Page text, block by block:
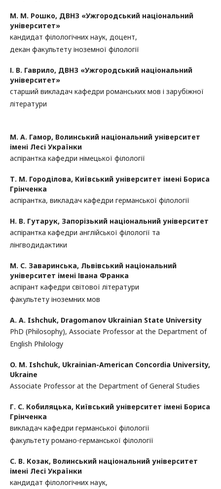
М. М. Рошко, ДВНЗ «Ужгородський національний
університет»
кандидат філологічних наук, доцент,
декан факультету іноземної філології
І. В. Гаврило, ДВНЗ «Ужгородський національний
університет»
старший викладач кафедри романських мов і зарубіжної
літератури
М. А. Гамор, Волинський національний університет
імені Лесі Українки
аспірантка кафедри німецької філології
Т. М. Городілова, Київський університет імені Бориса
Грінченка
аспірантка, викладач кафедри германської філології
Н. В. Гутарук, Запорізький національний університет
аспірантка кафедри англійської філології та
лінгводидактики
М. С. Заваринська, Львівський національний
університет імені Івана Франка
аспірант кафедри світової літератури
факультету іноземних мов
A. A. Ishchuk, Dragomanov Ukrainian State University
PhD (Philosophy), Associate Professor at the Department of
English Philology
O. M. Ishchuk, Ukrainian-American Concordia University,
Ukraine
Associate Professor at the Department of General Studies
Г. С. Кобиляцька, Київський університет імені Бориса
Грінченка
викладач кафедри германської філології
факультету романо-германської філології
С. В. Козак, Волинський національний університет
імені Лесі Українки
кандидат філологічних наук,